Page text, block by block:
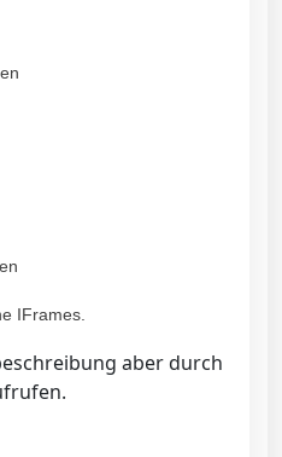
IFrames.
aber durch